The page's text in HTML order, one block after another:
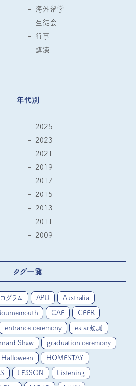
海外留学
生徒会
行事
講演
年代別
2025
2023
2021
2019
2017
2015
2013
2011
2009
タグ一覧
グラム APU Australia
CAE CEFR
entrance ceremony estar動詞
Shaw graduation ceremony
Halloween HOMESTAY
LESSON Listening